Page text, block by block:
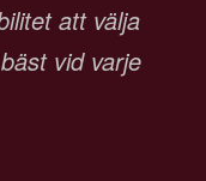
att välja
vid varje